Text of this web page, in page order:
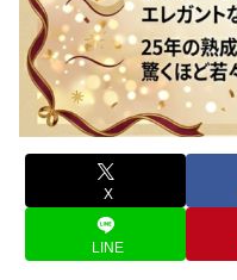
X
LINE